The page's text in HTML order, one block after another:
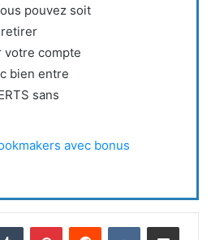
pouvez soit
votre compte
bien entre
sans
avec bonus
Tumblr PinterestReddit VKontaktePartager par email